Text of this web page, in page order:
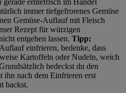
erntefrisch im Handel
immer tiefgefrorenes Gemüse
Gemüse-Auflauf mit Fleisch
Rezept für würzigen
entgehen lassen. Tipp:
einfrieren, bedenke, dass
Kartoffeln oder Nudeln, weich
bedeckst du den
nach dem Einfrieren erst
backst.